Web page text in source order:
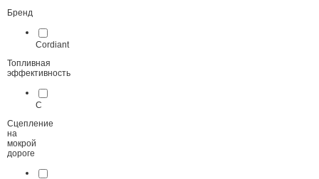
Бренд
Cordiant
Топливная
эффективность
C
Сцепление
на
мокрой
дороге